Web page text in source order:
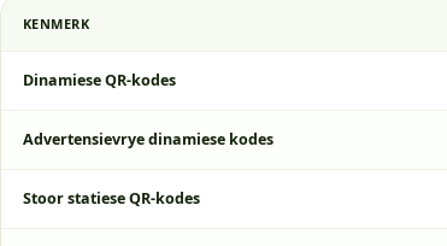
KENMERK
Dinamiese QR-kodes
Advertensievrye dinamiese kodes
Stoor statiese QR-kodes